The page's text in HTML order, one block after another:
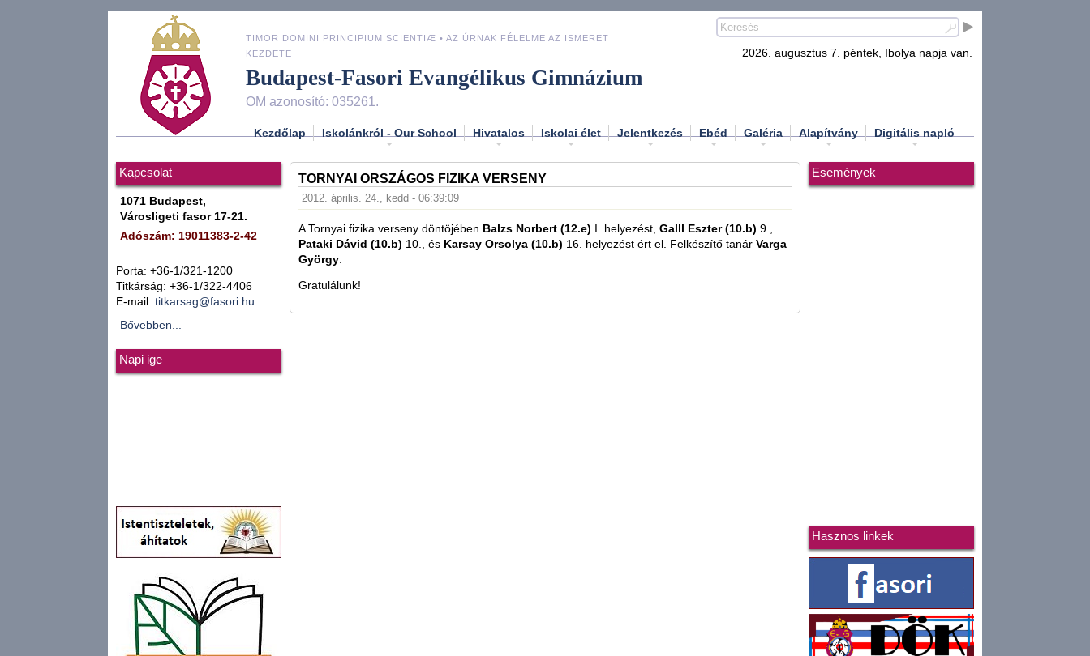
TIMOR DOMINI PRINCIPIUM SCIENTIÆ • AZ ÚRNAK FÉLELME AZ ISMERET
KEZDETE
Budapest-Fasori Evangélikus Gimnázium
OM azonosító: 035261.
2026. augusztus 7. péntek, Ibolya napja van.
Kezdőlap Iskolánkról - Our School Hivatalos Iskolai élet Jelentkezés Ebéd Galéria Alapítvány Digitális napló
Kapcsolat
1071 Budapest,
Városligeti fasor 17-21.
Adószám: 19011383-2-42
Porta: +36-1/321-1200
Titkárság: +36-1/322-4406
E-mail: titkarsag@fasori.hu
Bővebben...
Napi ige
TORNYAI ORSZÁGOS FIZIKA VERSENY
2012. április. 24., kedd - 06:39:09
A Tornyai fizika verseny döntöjében Balzs Norbert (12.e) I. helyezést, Galll Eszter (10.b) 9.,
Pataki Dávid (10.b) 10., és Karsay Orsolya (10.b) 16. helyezést ért el. Felkészítő tanár Varga
György
Gratulálunk!
Események
Hasznos linkek